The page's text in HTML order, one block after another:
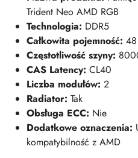
Trident Neo AMD RGB
Technologia: DDR5
Całkowita pojemność:
Częstotliwość szyny:
CAS Latency: CL40
Liczba modułów: 2
Radiator: Tak
Obsługa ECC: Nie
Dodatkowe oznaczenia:
kompatybilność z AMD